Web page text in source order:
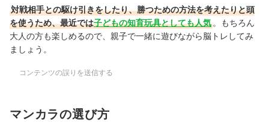
対戦相手との駆け引きをしたり、勝つための方法を考えたりと頭
を使うため、最近では子どもの知育玩具としても人気 。もちろん
大人の方も楽しめるので、親子で一緒に遊びながら脳トレしてみ
ましょう。
コンテンツの誤りを送信する
マンカラの選び方